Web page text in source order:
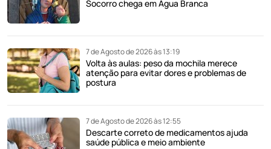
Socorro chega em Água Branca
7 de Agosto de 2026 às 13:19
Volta às aulas: peso da mochila merece
atenção para evitar dores e problemas de
postura
7 de Agosto de 2026 às 12:55
Descarte correto de medicamentos ajuda
saúde pública e meio ambiente